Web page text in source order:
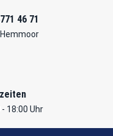
46 71
18:00 Uhr